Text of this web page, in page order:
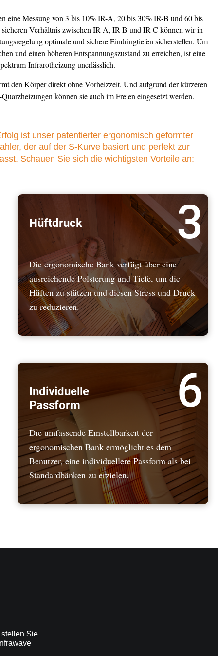
eine Messung von 3 bis 10% IR-A, 20 bis 30% IR-B und 60 bis
Verhältnis zwischen IR-A, IR-B und IR-C können wir in
optimale und sichere Eindringtiefen sicherstellen. Um
und einen höheren Entspannungszustand zu erreichen, ist eine
Infrarotheizung unerlässlich.
den Körper direkt ohne Vorheizzeit. Und aufgrund der kürzeren
können sie auch im Freien eingesetzt werden.
ist unser patentierter ergonomisch geformter
der auf der S-Kurve basiert und perfekt zur
Schauen Sie sich die wichtigsten Vorteile an:
3
Hüftdruck
Die ergonomische Bank verfügt über eine
ausreichende Polsterung und Tiefe, um die
Hüften zu stützen und diesen Stress und Druck
zu reduzieren.
6
Individuelle
Passform
Die umfassende Einstellbarkeit der
ergonomischen Bank ermöglicht es dem
Benutzer, eine individuellere Passform als bei
Standardbänken zu erzielen.
Sie